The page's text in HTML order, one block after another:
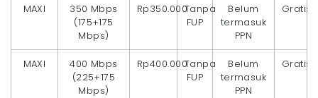
MAXI
350 Mbps
(175+175
Mbps)
Rp350.000Tanpa
FUP
Belum
termasuk
PPN
Gratis
MAXI
400 Mbps
(225+175
Mbps)
Rp400.000Tanpa
FUP
Belum
termasuk
PPN
Gratis